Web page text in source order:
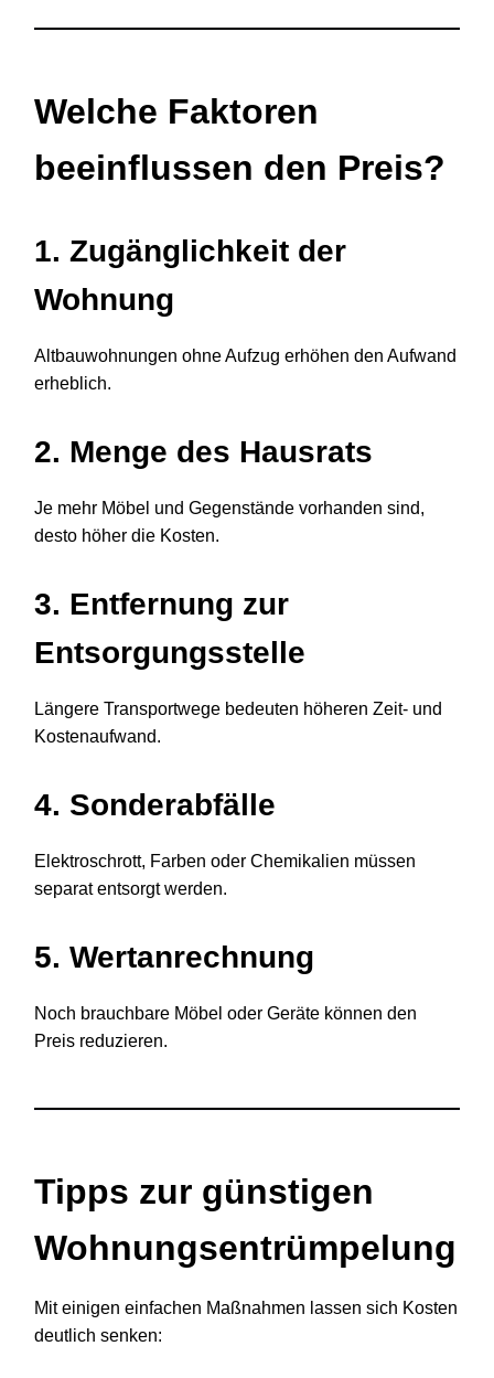
Welche Faktoren
beeinflussen den Preis?
1. Zugänglichkeit der
Wohnung
Altbauwohnungen ohne Aufzug erhöhen den Aufwand
erheblich.
2. Menge des Hausrats
Je mehr Möbel und Gegenstände vorhanden sind,
desto höher die Kosten.
3. Entfernung zur
Entsorgungsstelle
Längere Transportwege bedeuten höheren Zeit- und
Kostenaufwand.
4. Sonderabfälle
Elektroschrott, Farben oder Chemikalien müssen
separat entsorgt werden.
5. Wertanrechnung
Noch brauchbare Möbel oder Geräte können den
Preis reduzieren.
Tipps zur günstigen
Wohnungsentrümpelung
Mit einigen einfachen Maßnahmen lassen sich Kosten
deutlich senken: